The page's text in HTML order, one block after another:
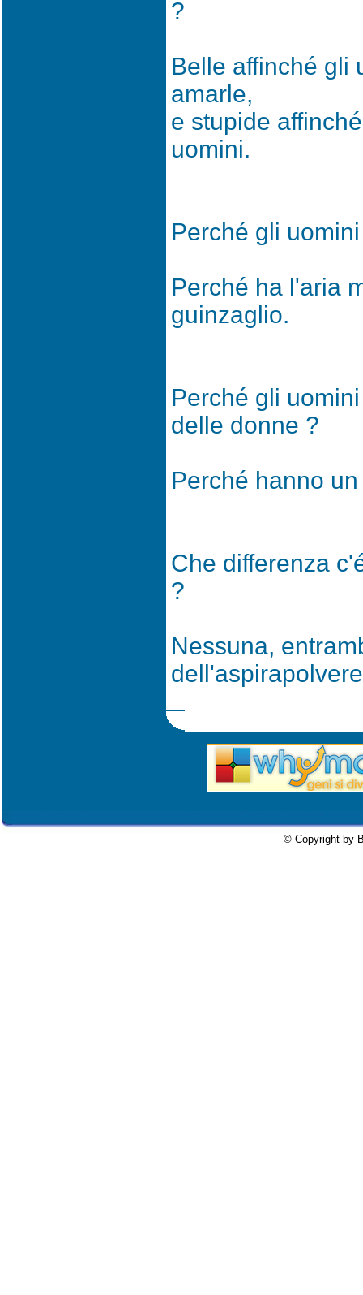
?
Belle affinché gli
amarle,
e stupide
uomini.
Perché gli
Perché ha l'aria
guinzaglio.
Perché gli
delle donne ?
Perché hanno
Che differenza
?
Nessuna,
© Copyright by